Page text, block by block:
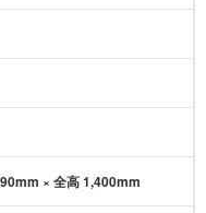
× 全高 1,400mm